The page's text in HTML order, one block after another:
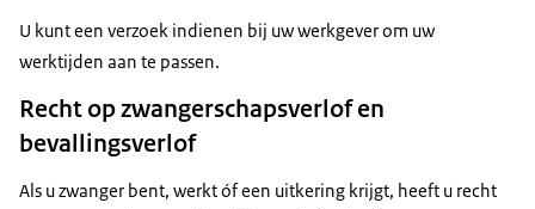
U kunt een verzoek indienen bij uw werkgever om uw
werktijden aan te passen.
Recht op zwangerschapsverlof en
bevallingsverlof
Als u zwanger bent, werkt óf een uitkering krijgt, heeft u recht